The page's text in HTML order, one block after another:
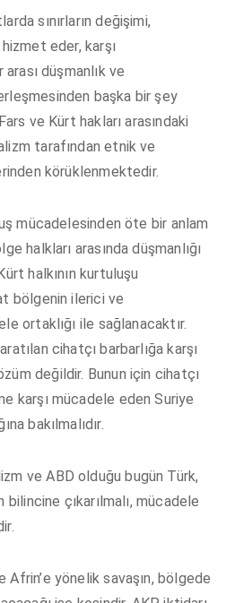
sınırların değişimi,
eder, karşı
arası düşmanlık ve
başka bir şey
ve Kürt hakları arasındaki
tarafından etnik ve
körüklenmektedir.
mücadelesinden öte bir anlam
halkları arasında düşmanlığı
halkının kurtuluşu
bölgenin ilerici ve
ortaklığı ile sağlanacaktır.
cihatçı barbarlığa karşı
değildir. Bunun için cihatçı
karşı mücadele eden Suriye
bakılmalıdır.
ve ABD olduğu bugün Türk,
çıkarılmalı, mücadele
yönelik savaşın, bölgede